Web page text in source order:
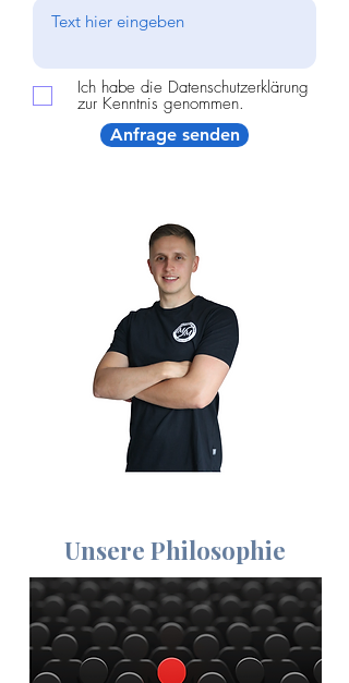
Ich habe die Datenschutzerklärung
zur Kenntnis genommen.
Anfrage senden
Unsere Philosophie